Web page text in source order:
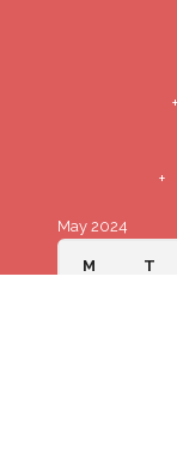
May 2024
M T